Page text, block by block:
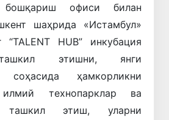
бошқариш офиси билан
шаҳрида «Истамбул»
“TALENT HUB” инкубация
этишни, янги
соҳасида ҳамкорликни
илмий технопарклар ва
ташкил этиш, уларни